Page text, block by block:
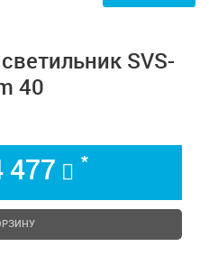
SVS-
40
477 *